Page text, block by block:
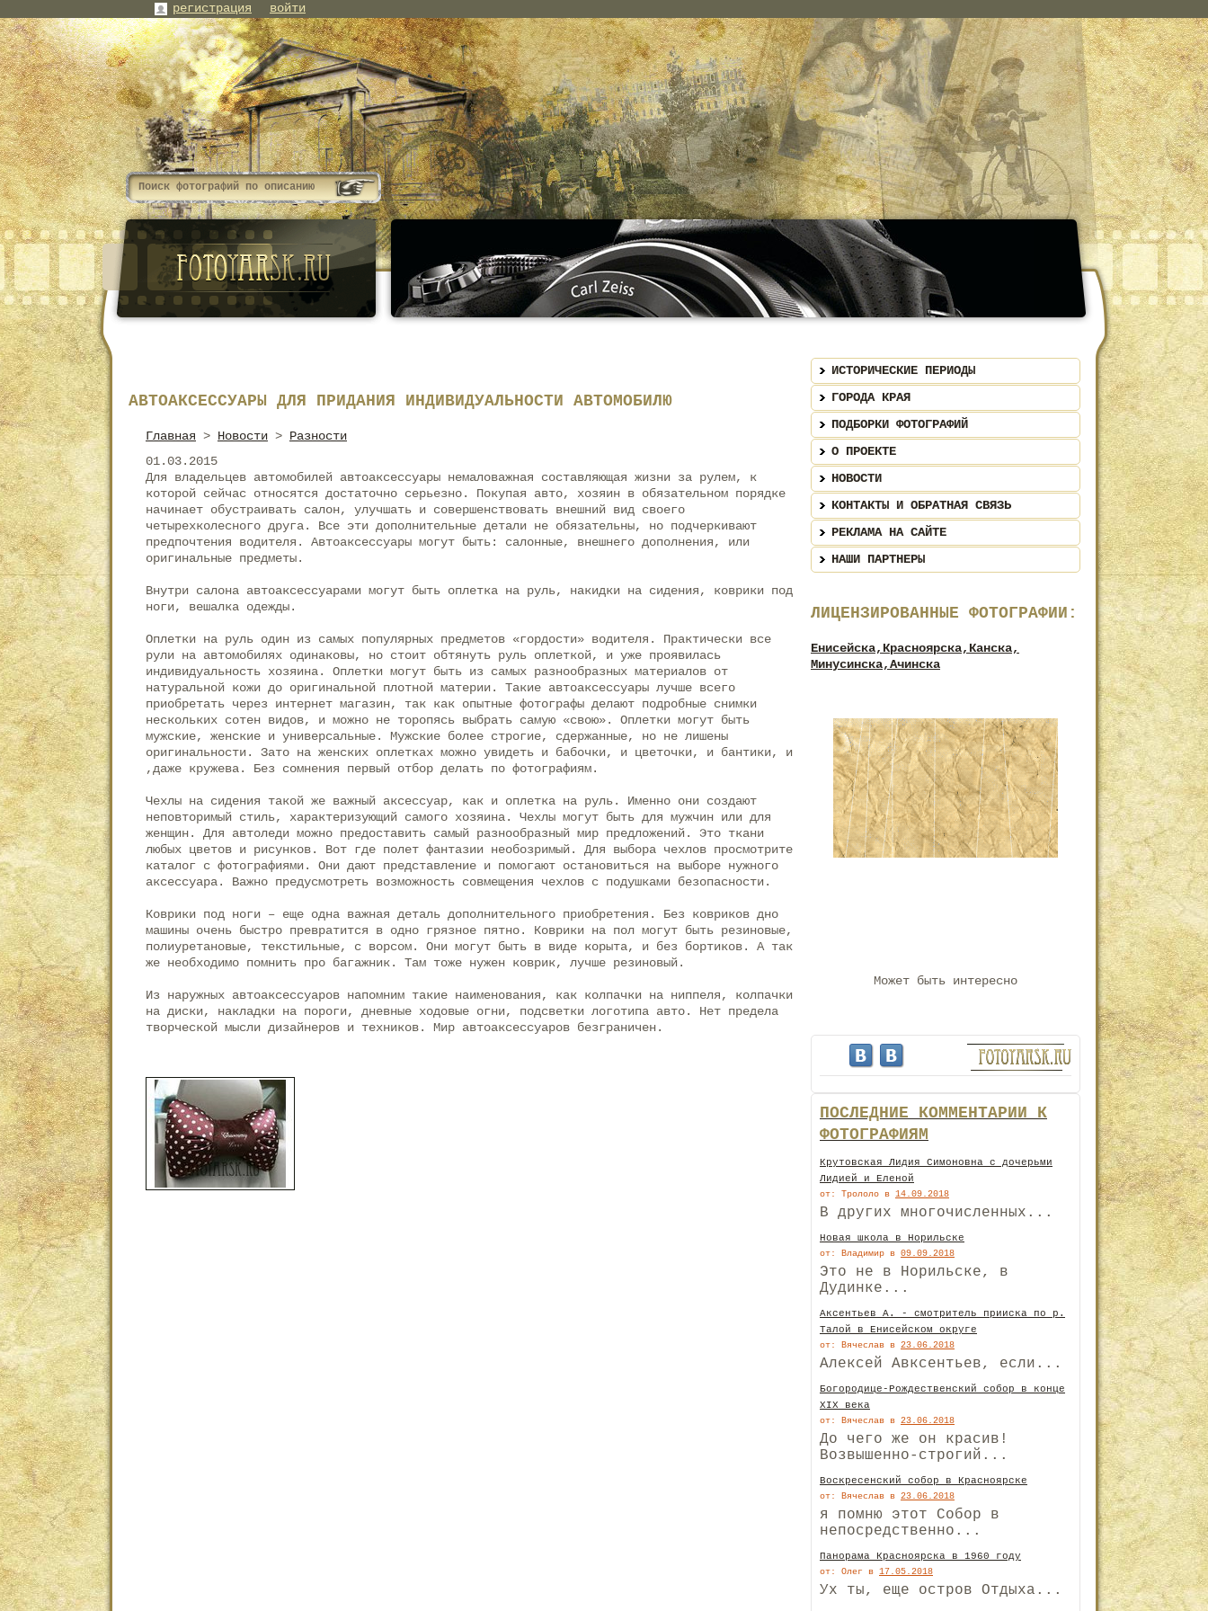
АВТОАКСЕССУАРЫ ДЛЯ ПРИДАНИЯ ИНДИВИДУАЛЬНОСТИ АВТОМОБИЛЮ
Главная > Новости > Разности
01.03.2015
Для владельцев автомобилей автоаксессуары немаловажная составляющая жизни за рулем, к
которой сейчас относятся достаточно серьезно. Покупая авто, хозяин в обязательном порядке
начинает обустраивать салон, улучшать и совершенствовать внешний вид своего
четырехколесного друга. Все эти дополнительные детали не обязательны, но подчеркивают
предпочтения водителя. Автоаксессуары могут быть: салонные, внешнего дополнения, или
оригинальные предметы.
Внутри салона автоаксессуарами могут быть оплетка на руль, накидки на сидения, коврики под
ноги, вешалка одежды.
Оплетки на руль один из самых популярных предметов «гордости» водителя. Практически все
рули на автомобилях одинаковы, но стоит обтянуть руль оплеткой, и уже проявилась
индивидуальность хозяина. Оплетки могут быть из самых разнообразных материалов от
натуральной кожи до оригинальной плотной материи. Такие автоаксессуары лучше всего
приобретать через интернет магазин, так как опытные фотографы делают подробные снимки
нескольких сотен видов, и можно не торопясь выбрать самую «свою». Оплетки могут быть
мужские, женские и универсальные. Мужские более строгие, сдержанные, но не лишены
оригинальности. Зато на женских оплетках можно увидеть и бабочки, и цветочки, и бантики, и
,даже кружева. Без сомнения первый отбор делать по фотографиям.
Чехлы на сидения такой же важный аксессуар, как и оплетка на руль. Именно они создают
неповторимый стиль, характеризующий самого хозяина. Чехлы могут быть для мужчин или для
женщин. Для автоледи можно предоставить самый разнообразный мир предложений. Это ткани
любых цветов и рисунков. Вот где полет фантазии необозримый. Для выбора чехлов просмотрите
каталог с фотографиями. Они дают представление и помогают остановиться на выборе нужного
аксессуара. Важно предусмотреть возможность совмещения чехлов с подушками безопасности.
Коврики под ноги – еще одна важная деталь дополнительного приобретения. Без ковриков дно
машины очень быстро превратится в одно грязное пятно. Коврики на пол могут быть резиновые,
полиуретановые, текстильные, с ворсом. Они могут быть в виде корыта, и без бортиков. А так
же необходимо помнить про багажник. Там тоже нужен коврик, лучше резиновый.
Из наружных автоаксессуаров напомним такие наименования, как колпачки на ниппеля, колпачки
на диски, накладки на пороги, дневные ходовые огни, подсветки логотипа авто. Нет предела
творческой мысли дизайнеров и техников. Мир автоаксессуаров безграничен.
ИСТОРИЧЕСКИЕ ПЕРИОДЫ
ГОРОДА КРАЯ
ПОДБОРКИ ФОТОГРАФИЙ
О ПРОЕКТЕ
НОВОСТИ
КОНТАКТЫ И ОБРАТНАЯ СВЯЗЬ
РЕКЛАМА НА САЙТЕ
НАШИ ПАРТНЕРЫ
ЛИЦЕНЗИРОВАННЫЕ ФОТОГРАФИИ:
Енисейска, Красноярска, Канска,
Минусинска,Ачинска
Может быть интересно
ПОСЛЕДНИЕ КОММЕНТАРИИ К
ФОТОГРАФИЯМ
Крутовская Лидия Симоновна с дочерьми
Лидией и Еленой
от: Трололо в 14.09.2018
В других многочисленных...
Новая школа в Норильске
от: Владимир в 09.09.2018
Это не в Норильске, в
Дудинке...
Аксентьев А. - смотритель прииска по р.
Талой в Енисейском округе
от: Вячеслав в 23.06.2018
Алексей Авксентьев, если...
Богородице-Рождественский собор в конце
XIX века
от: Вячеслав в 23.06.2018
До чего же он красив!
Возвышенно-строгий...
Воскресенский собор в Красноярске
от: Вячеслав в 23.06.2018
я помню этот Собор в
непосредственно...
Панорама Красноярска в 1960 году
от: Олег в 17.05.2018
Ух ты, еще остров Отдыха...
регистрация войти